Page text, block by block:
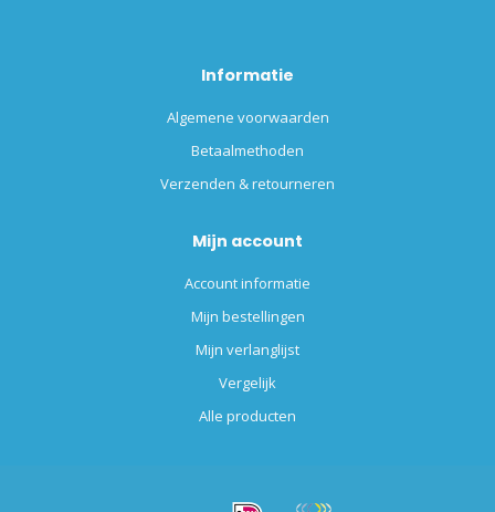
Informatie
Algemene voorwaarden
Betaalmethoden
Verzenden & retourneren
Mijn account
Account informatie
Mijn bestellingen
Mijn verlanglijst
Vergelijk
Alle producten